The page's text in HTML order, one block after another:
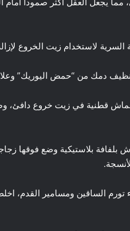
السرية لاستخدام زيت الخروع
دمك من “حمض اليوريك”
قماش قطنية في زيت خروع
تورم الساقين ومسامير القدم،